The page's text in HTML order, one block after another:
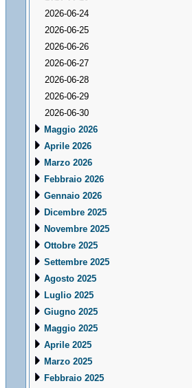
2026-06-24
2026-06-25
2026-06-26
2026-06-27
2026-06-28
2026-06-29
2026-06-30
Maggio 2026
Aprile 2026
Marzo 2026
Febbraio 2026
Gennaio 2026
Dicembre 2025
Novembre 2025
Ottobre 2025
Settembre 2025
Agosto 2025
Luglio 2025
Giugno 2025
Maggio 2025
Aprile 2025
Marzo 2025
Febbraio 2025